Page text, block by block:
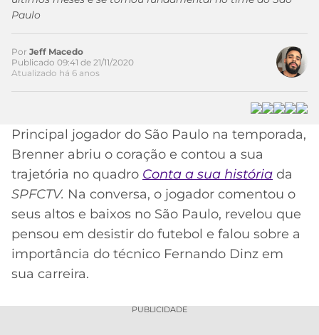
2026
CÓDIGO
CÓDIGO
DE
INDICAÇÃO
BET365
CÓDIGO
BETANO
MELHORES
TIMES
MEU
TIME
CORINTHIANS
SÃO
PAULO
SANTOS
FLAMENGO
FLUMINENSE
CAMPEONATOS
LIBERTADORES
COPA
DO
BRASIL
PREMIER
LEAGUE
MERCADO
DA
BOLA
PALPITES
Paulo
Por Jeff Macedo
Publicado 09:41 de 21/11/2020
Atualizado há 6 anos
Principal jogador do São Paulo na temporada,
Brenner abriu o coração e contou a sua
trajetória no quadro Conta a sua história da
SPFCTV. Na conversa, o jogador comentou o
seus altos e baixos no São Paulo, revelou que
pensou em desistir do futebol e falou sobre a
importância do técnico Fernando Dinz em
sua carreira.
PUBLICIDADE